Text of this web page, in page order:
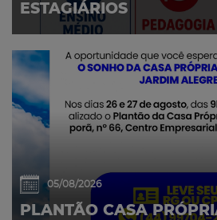
ESTAGIÁRIOS
05/08/2026
PLANTÃO CASA